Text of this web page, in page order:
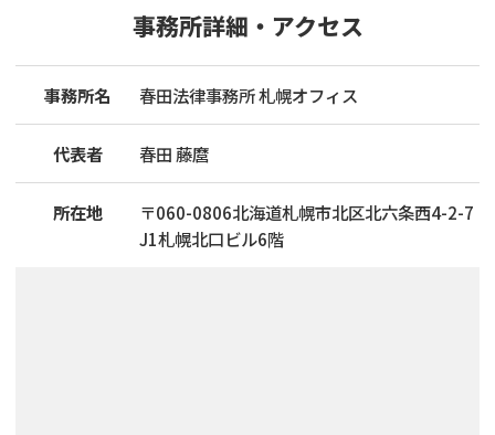
事務所詳細・アクセス
事務所名 春田法律事務所 札幌オフィス
代表者 春田 藤麿
所在地 〒060-0806北海道札幌市北区北六条西4-2-7
J1札幌北口ビル6階